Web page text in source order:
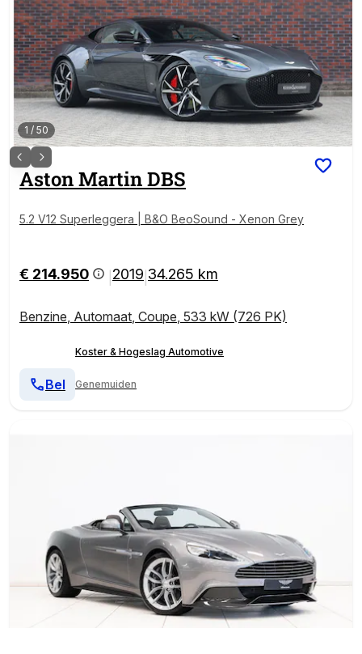
1 / 50
Aston MartinDBS
5.2 V12 Superleggera | B&O BeoSound - Xenon Grey
€ 214.950 2019 34.265 km
Benzine, Automaat, Coupe, 533 kW (726 PK)
Koster & Hogeslag Automotive
Genemuiden
Bel